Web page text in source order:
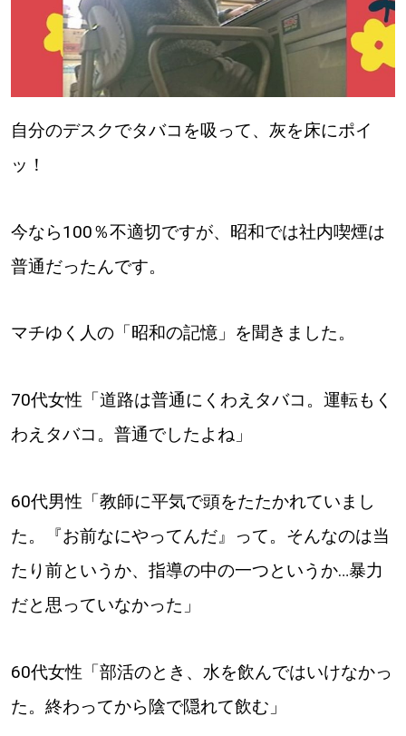
パートナーメディア Sitakkeパートナー
運営会社
プライバシーポリシー
自分のデスクでタバコを吸って、灰を床にポイ
ッ！
今なら100％不適切ですが、昭和では社内喫煙は
普通だったんです。
マチゆく人の「昭和の記憶」を聞きました。
70代女性「道路は普通にくわえタバコ。運転もく
わえタバコ。普通でしたよね」
60代男性「教師に平気で頭をたたかれていまし
た。『お前なにやってんだ』って。そんなのは当
たり前というか、指導の中の一つというか…暴力
だと思っていなかった」
60代女性「部活のとき、水を飲んではいけなかっ
た。終わってから陰で隠れて飲む」